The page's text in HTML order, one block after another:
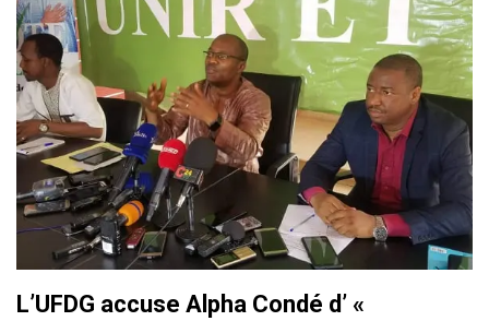
L’UFDG accuse Alpha Condé d’ «